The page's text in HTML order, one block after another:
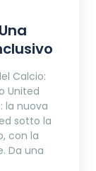
Calcio:
United
la nuova
sotto la
con la
Da una